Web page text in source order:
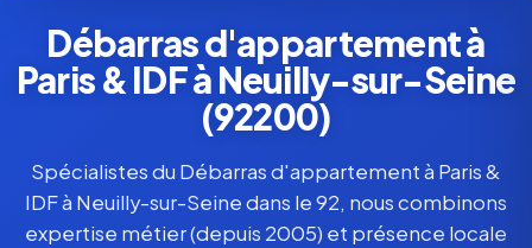
Débarras d'appartement à
Paris & IDF à Neuilly-sur-Seine
(92200)
Spécialistes du Débarras d'appartement à Paris &
IDF à Neuilly-sur-Seine dans le 92, nous combinons
expertise métier (depuis 2005) et présence locale